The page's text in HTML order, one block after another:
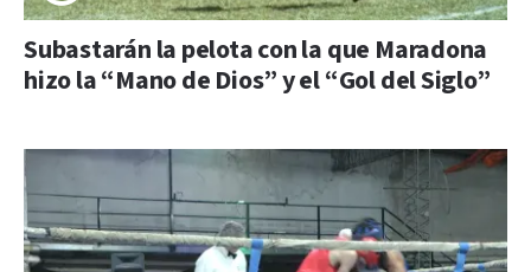
Subastarán la pelota con la que Maradona
hizo la “Mano de Dios” y el “Gol del Siglo”